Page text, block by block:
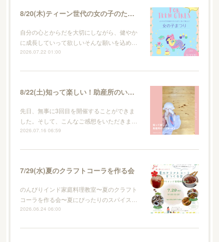
8/20(木)ティーン世代の女の子のためのイベント・女の子まつり
自分の心とからだを大切にしながら、健やか
に成長していって欲しいそんな願いを込め…
2026.07.22 01:00
8/22(土)知って楽しい！助産所のいろはvol.4
先日、無事に3回目を開催することができま
した。そして、こんなご感想をいただきま…
2026.07.16 06:59
7/29(水)夏のクラフトコーラを作る会
のんびりインド家庭料理教室〜夏のクラフト
コーラを作る会〜夏にぴったりのスパイス…
2026.06.24 06:00